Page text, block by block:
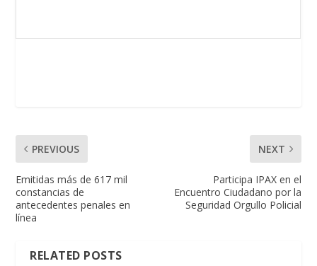
PREVIOUS
Emitidas más de 617 mil
constancias de
antecedentes penales en
línea
NEXT
Participa IPAX en el
Encuentro Ciudadano por la
Seguridad Orgullo Policial
RELATED POSTS